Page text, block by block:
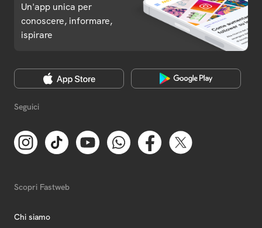
Un'app unica per
conoscere, informare,
ispirare
Seguici
Scopri Fastweb
Chi siamo